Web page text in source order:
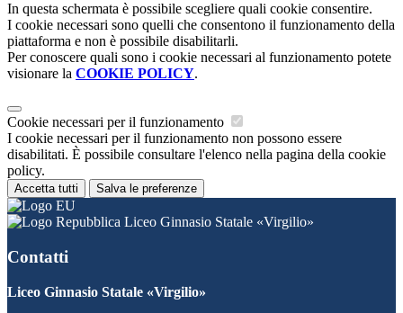
In questa schermata è possibile scegliere quali cookie consentire.
I cookie necessari sono quelli che consentono il funzionamento della
piattaforma e non è possibile disabilitarli.
Per conoscere quali sono i cookie necessari al funzionamento potete
visionare la COOKIE POLICY.
Cookie necessari per il funzionamento
I cookie necessari per il funzionamento non possono essere
disabilitati. È possibile consultare l'elenco nella pagina della cookie
policy.
Accetta tutti Salva le preferenze
Liceo Ginnasio Statale «Virgilio»
Contatti
Liceo Ginnasio Statale «Virgilio»